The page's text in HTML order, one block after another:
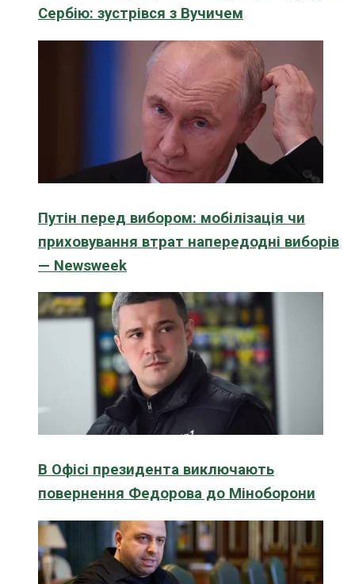
Сербію: зустрівся з Вучичем
Путін перед вибором: мобілізація чи
приховування втрат напередодні виборів
— Newsweek
В Офісі президента виключають
повернення Федорова до Міноборони